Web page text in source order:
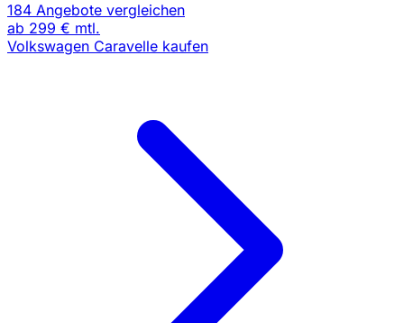
184 Angebote vergleichen
ab 299 € mtl.
Volkswagen Caravelle kaufen